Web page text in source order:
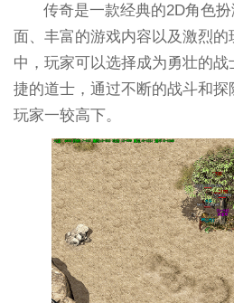
传奇是一款经典的2D角色
面、丰富的游戏内容以及激烈
中，玩家可以选择成为勇壮的
捷的道士，通过不断的战斗和
玩家一较高下。